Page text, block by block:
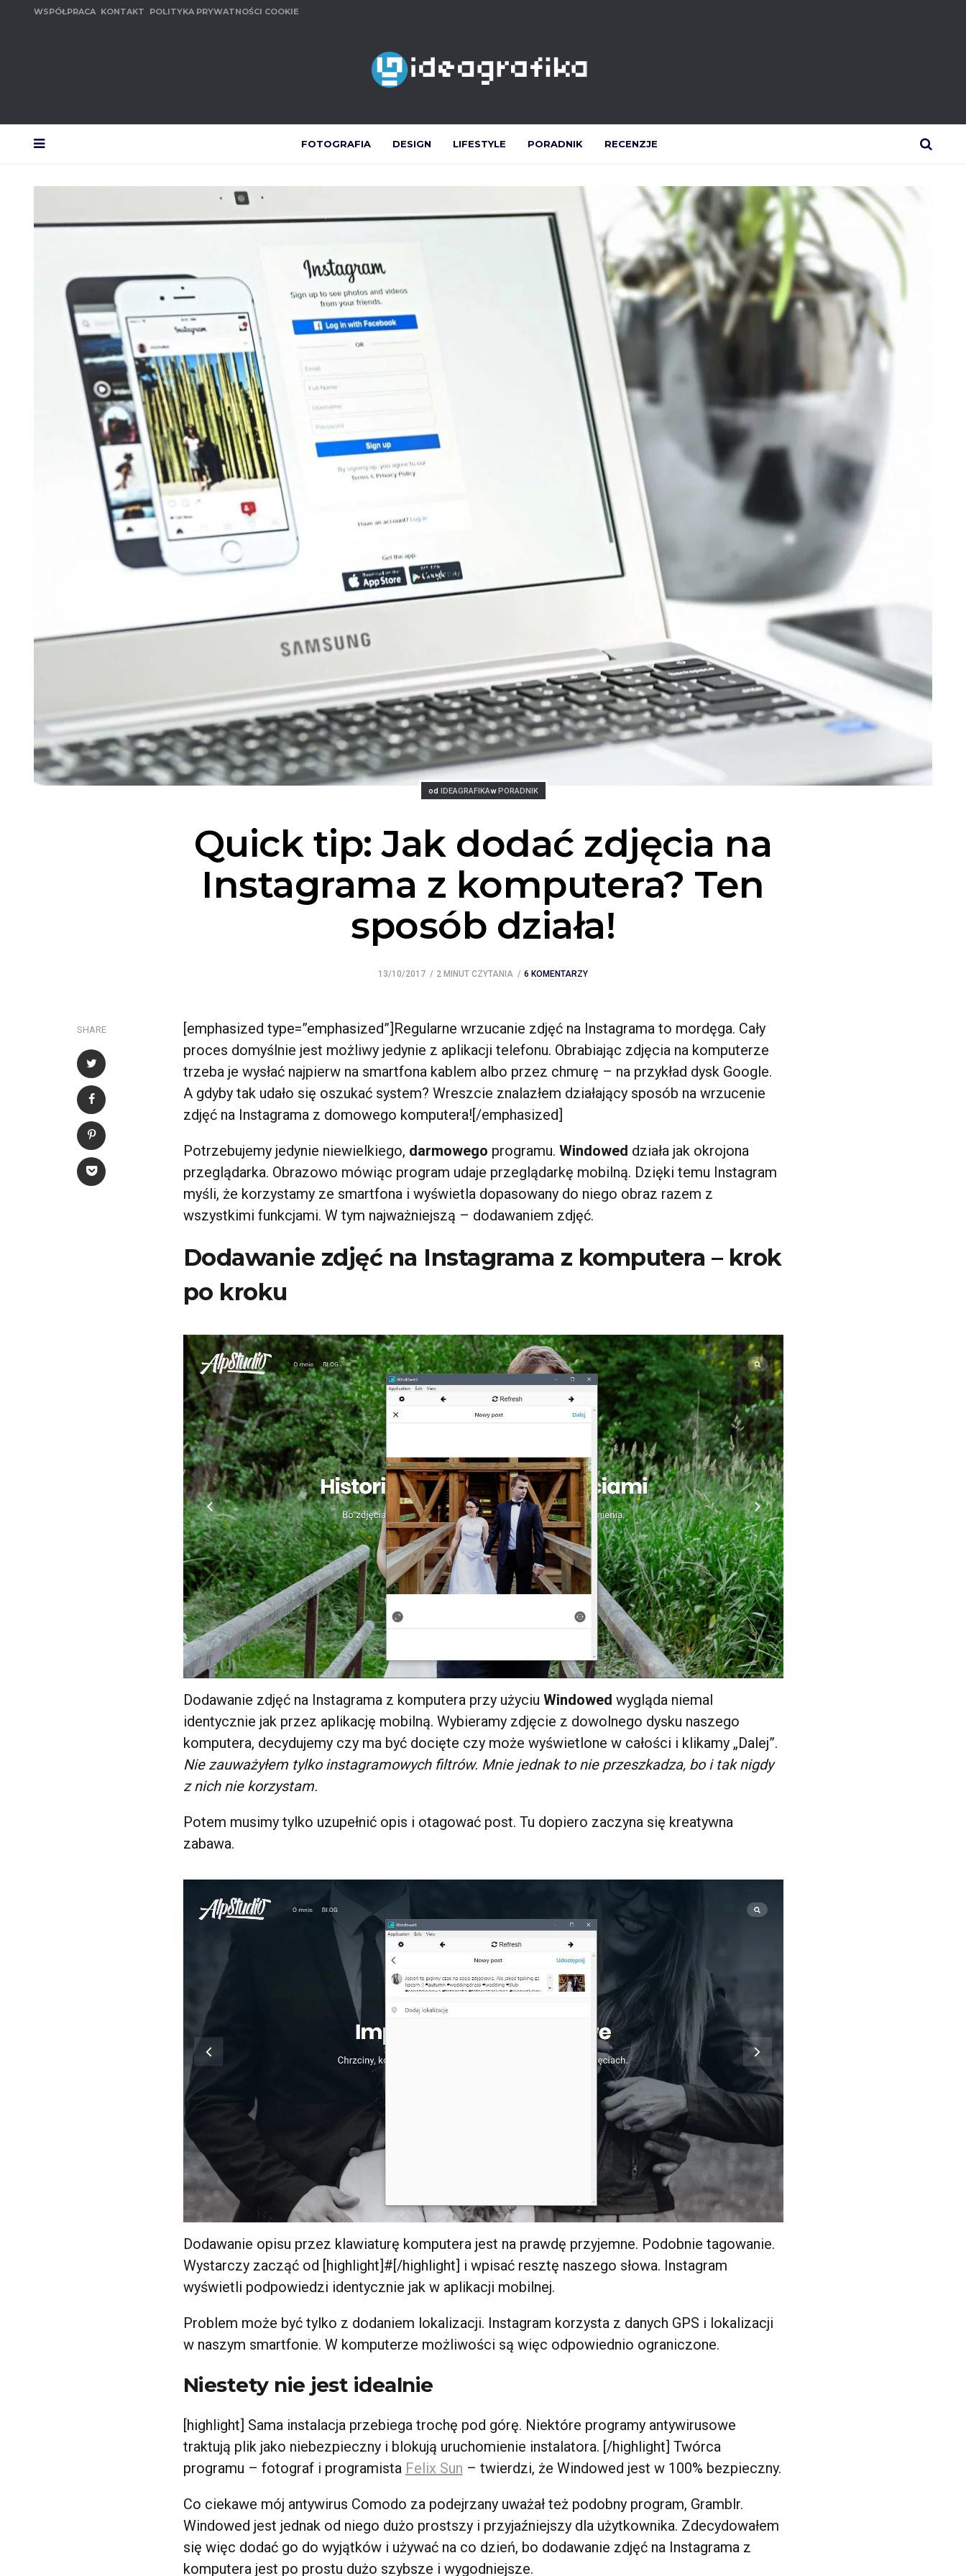
WSPÓŁPRACA KONTAKT POLITYKA PRYWATNOŚCI COOKIE
FOTOGRAFIA DESIGN LIFESTYLE PORADNIK
RECENZJE
Posted
od IDEAGRAFIKAPosted
wPORADNIK
Quick tip: Jak dodać zdjęcia na
Instagrama z komputera? Ten
sposób działa!
13/10/2017 2 MINUT CZYTANIA 6 KOMENTARZY
SHARE
[emphasized type=”emphasized”]Regularne wrzucanie zdjęć na Instagrama to mordęga. Cały
proces domyślnie jest możliwy jedynie z aplikacji telefonu. Obrabiając zdjęcia na komputerze
trzeba je wysłać najpierw na smartfona kablem albo przez chmurę – na przykład dysk Google.
A gdyby tak udało się oszukać system? Wreszcie znalazłem działający sposób na wrzucenie
zdjęć na Instagrama z domowego komputera![/emphasized]
Potrzebujemy jedynie niewielkiego, darmowego programu. Windowed działa jak okrojona
przeglądarka. Obrazowo mówiąc program udaje przeglądarkę mobilną. Dzięki temu Instagram
myśli, że korzystamy ze smartfona i wyświetla dopasowany do niego obraz razem z
wszystkimi funkcjami. W tym najważniejszą – dodawaniem zdjęć.
Dodawanie zdjęć na Instagrama z komputera – krok
po kroku
Dodawanie zdjęć na Instagrama z komputera przy użyciu Windowed wygląda niemal
identycznie jak przez aplikację mobilną. Wybieramy zdjęcie z dowolnego dysku naszego
komputera, decydujemy czy ma być docięte czy może wyświetlone w całości i klikamy „Dalej”.
Nie zauważyłem tylko instagramowych filtrów. Mnie jednak to nie przeszkadza, bo i tak nigdy
z nich nie korzystam.
Potem musimy tylko uzupełnić opis i otagować post. Tu dopiero zaczyna się kreatywna
zabawa.
Dodawanie opisu przez klawiaturę komputera jest na prawdę przyjemne. Podobnie tagowanie.
Wystarczy zacząć od [highlight]#[/highlight] i wpisać resztę naszego słowa. Instagram
wyświetli podpowiedzi identycznie jak w aplikacji mobilnej.
Problem może być tylko z dodaniem lokalizacji. Instagram korzysta z danych GPS i lokalizacji
w naszym smartfonie. W komputerze możliwości są więc odpowiednio ograniczone.
Niestety nie jest idealnie
[highlight] Sama instalacja przebiega trochę pod górę. Niektóre programy antywirusowe
traktują plik jako niebezpieczny i blokują uruchomienie instalatora. [/highlight] Twórca
programu – fotograf i programista Felix Sun – twierdzi, że Windowed jest w 100% bezpieczny.
Co ciekawe mój antywirus Comodo za podejrzany uważał też podobny program, Gramblr.
Windowed jest jednak od niego dużo prostszy i przyjaźniejszy dla użytkownika. Zdecydowałem
się więc dodać go do wyjątków i używać na co dzień, bo dodawanie zdjęć na Instagrama z
komputera jest po prostu dużo szybsze i wygodniejsze.